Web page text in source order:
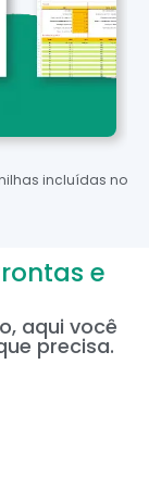
incluídas no
e
aqui você
precisa.